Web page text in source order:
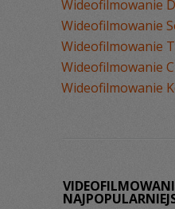
Wideofilmowanie
Wideofilmowanie
Wideofilmowanie
Wideofilmowanie
Wideofilmowanie